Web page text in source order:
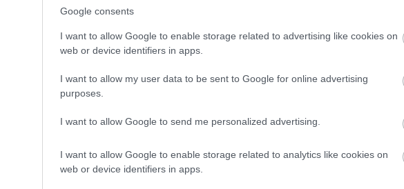
Google consents
I want to allow Google to enable storage related to advertising like cookies on
web or device identifiers in apps.
I want to allow my user data to be sent to Google for online advertising
purposes.
I want to allow Google to send me personalized advertising.
I want to allow Google to enable storage related to analytics like cookies on
web or device identifiers in apps.